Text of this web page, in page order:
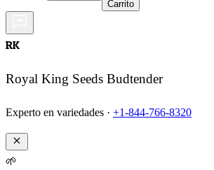
Carrito
RK
Royal King Seeds Budtender
Experto en variedades · +1-844-766-8320
🌱